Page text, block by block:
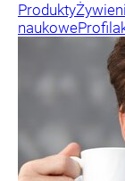
Produkty
naukowe